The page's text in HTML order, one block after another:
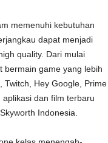
memenuhi kebutuhan
dapat menjadi
quality. Dari mulai
bermain game yang lebih
Twitch, Hey Google, Prime
dan film terbaru
Indonesia.